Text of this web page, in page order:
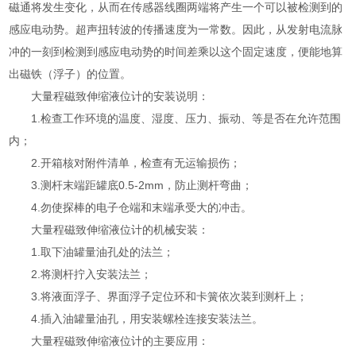
磁通将发生变化，从而在传感器线圈两端将产生一个可以被检测到的
感应电动势。超声扭转波的传播速度为一常数。因此，从发射电流脉
冲的一刻到检测到感应电动势的时间差乘以这个固定速度，便能地算
出磁铁（浮子）的位置。
大量程磁致伸缩液位计的安装说明：
1.检查工作环境的温度、湿度、压力、振动、等是否在允许范围
内；
2.开箱核对附件清单，检查有无运输损伤；
3.测杆末端距罐底0.5-2mm，防止测杆弯曲；
4.勿使探棒的电子仓端和末端承受大的冲击。
大量程磁致伸缩液位计的机械安装：
1.取下油罐量油孔处的法兰；
2.将测杆拧入安装法兰；
3.将液面浮子、界面浮子定位环和卡簧依次装到测杆上；
4.插入油罐量油孔，用安装螺栓连接安装法兰。
大量程磁致伸缩液位计的主要应用：